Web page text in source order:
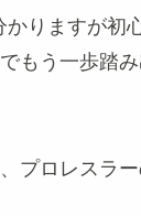
りますが初
もう一歩踏
プロレスラ